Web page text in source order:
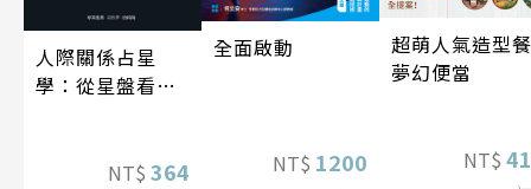
人際關係占星
學：從星盤看見
NT$ 364
全面啟動
NT$ 1200
超萌人氣造型
夢幻便當
NT$